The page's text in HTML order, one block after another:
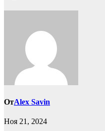
ОтAlex Savin
Ноя 21, 2024